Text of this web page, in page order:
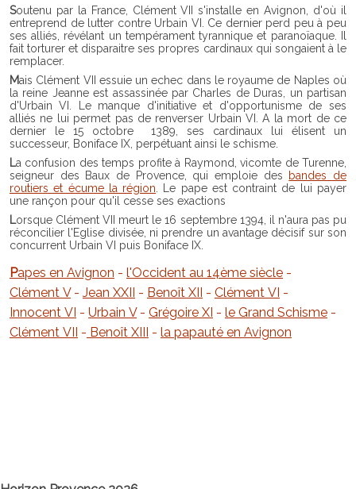
Soutenu par la France, Clément VII s'installe en Avignon, d'où il
entreprend de lutter contre Urbain VI. Ce dernier perd peu à peu
ses alliés, révélant un tempérament tyrannique et paranoïaque. Il
fait torturer et disparaitre ses propres cardinaux qui songaient à le
remplacer.
Mais Clément VII essuie un echec dans le royaume de Naples où
la reine Jeanne est assassinée par Charles de Duras, un partisan
d'Urbain VI. Le manque d'initiative et d'opportunisme de ses
alliés ne lui permet pas de renverser Urbain VI. A la mort de ce
dernier le 15 octobre 1389, ses cardinaux lui élisent un
successeur, Boniface IX, perpétuant ainsi le schisme.
La confusion des temps profite à Raymond, vicomte de Turenne,
seigneur des Baux de Provence, qui emploie des
bandes de
routiers et écume la région . Le pape est contraint de lui payer
une rançon pour qu'il cesse ses exactions
Lorsque Clément VII meurt le 16 septembre 1394, il n'aura pas pu
réconcilier l'Eglise divisée, ni prendre un avantage décisif sur son
concurrent Urbain VI puis Boniface IX.
Papes en Avignon - l'Occident au 14ème siècle -
Clément V- Jean XXII - Benoît XII - Clément VI -
Innocent VI - Urbain V- Grégoire XI - le Grand Schisme -
Clément VII - Benoît XIII - la papauté en Avignon